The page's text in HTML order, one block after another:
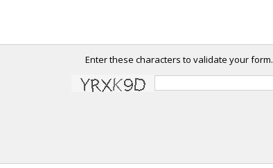
Enter these characters to validate your form.